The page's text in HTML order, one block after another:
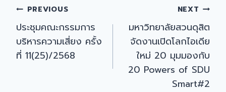
Post
navigation
PREVIOUS
ประชุมคณะกรรมการ
บริหารความเสี่ยง ครั้ง
ที่ 11(25)/2568
NEXT
มหาวิทยาลัยสวนดุสิต
จัดงานเปิดโลกไอเดีย
ใหม่ 20 มุมมองกับ
20 Powers of SDU
Smart#2